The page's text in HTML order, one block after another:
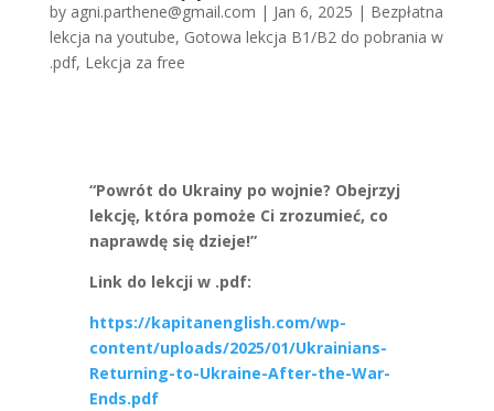
by agni.parthene@gmail.com | Jan 6, 2025 | Bezpłatna
lekcja na youtube, Gotowa lekcja B1/B2 do pobrania w
.pdf, Lekcja za free
“Powrót do Ukrainy po wojnie? Obejrzyj
lekcję, która pomoże Ci zrozumieć, co
naprawdę się dzieje!”
Link do lekcji w .pdf:
https://kapitanenglish.com/wp-
content/uploads/2025/01/Ukrainians-
Returning-to-Ukraine-After-the-War-
Ends.pdf